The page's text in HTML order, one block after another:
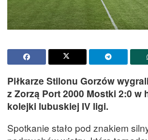
Piłkarze Stilonu Gorzów
z Zorzą Port 2000 Mostki 2:0 w
kolejki lubuskiej IV ligi.
Spotkanie stało pod znakiem